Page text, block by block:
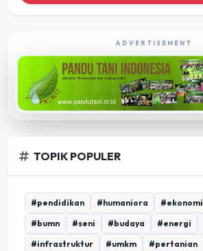
ADVERTISEMENT
TOPIK POPULER
#pendidikan #humaniora #ekonomi
#bumn
#seni #budaya #energi
#infrastruktur
#umkm #pertanian